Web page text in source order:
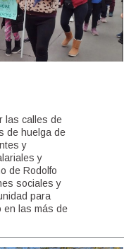
las calles de
de huelga de
y
y
de Rodolfo
sociales y
para
en las más de